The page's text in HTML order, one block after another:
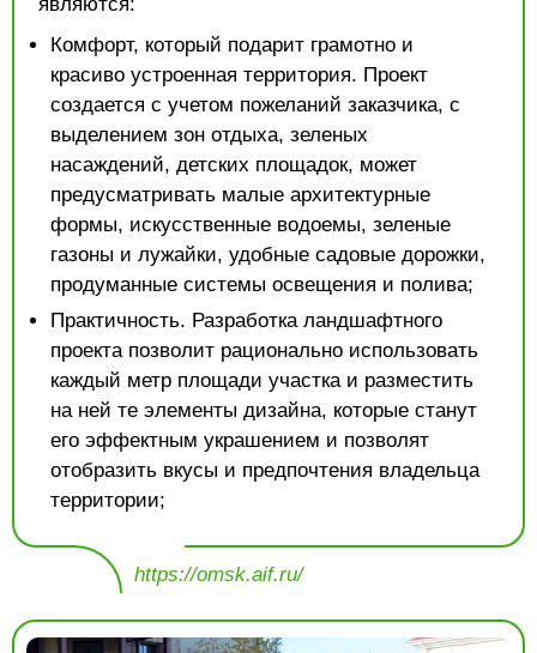
Комфорт, который подарит грамотно и
красиво устроенная территория. Проект
создается с учетом пожеланий заказчика, с
выделением зон отдыха, зеленых
насаждений, детских площадок, может
предусматривать малые архитектурные
формы, искусственные водоемы, зеленые
газоны и лужайки, удобные садовые дорожки,
продуманные системы освещения и полива;
Практичность. Разработка ландшафтного
проекта позволит рационально использовать
каждый метр площади участка и разместить
на ней те элементы дизайна, которые станут
его эффектным украшением и позволят
отобразить вкусы и предпочтения владельца
территории;
https://omsk.aif.ru/